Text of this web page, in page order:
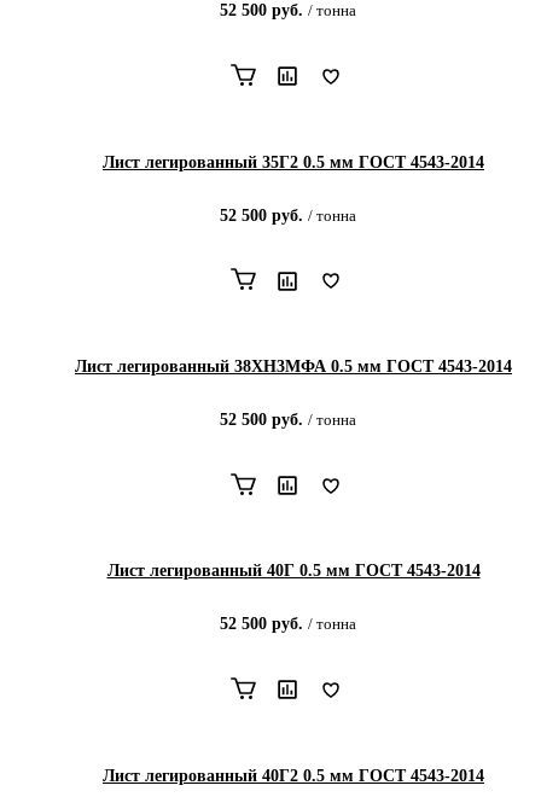
52 500руб. / тонна
Лист легированный 35Г2 0.5 мм ГОСТ 4543-2014
52 500руб. / тонна
Лист легированный 38ХН3МФА 0.5 мм ГОСТ 4543-2014
52 500руб. / тонна
Лист легированный 40Г 0.5 мм ГОСТ 4543-2014
52 500руб. / тонна
Лист легированный 40Г2 0.5 мм ГОСТ 4543-2014